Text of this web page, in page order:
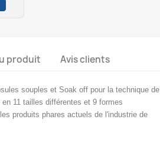
produit Avis clients
souples et Soak off pour la technique de
11 tailles différentes et 9 formes
produits phares actuels de l'industrie de